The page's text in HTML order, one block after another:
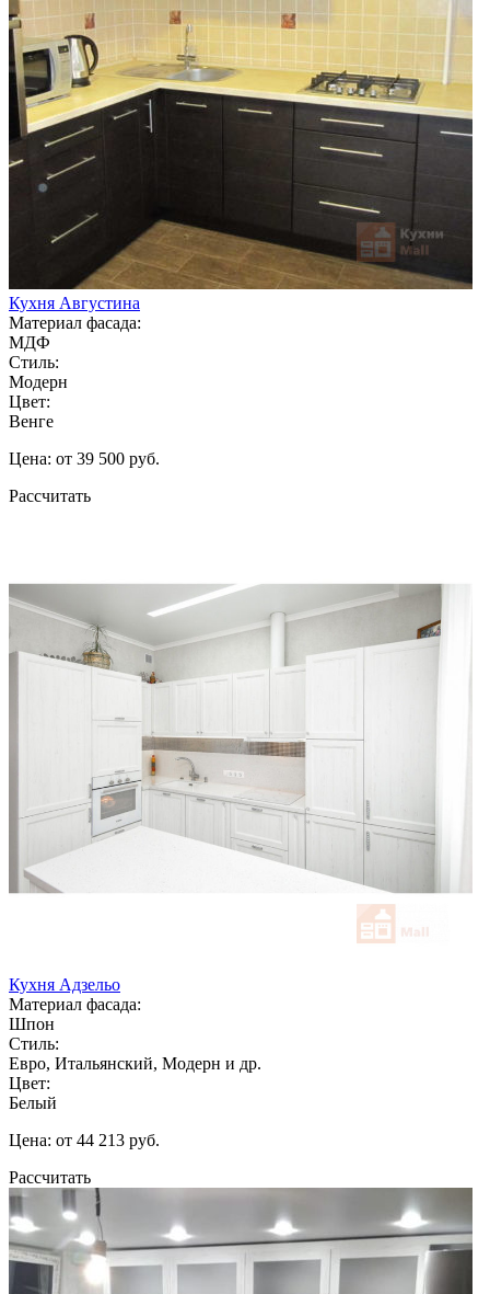
Кухня Августина
Материал фасада:
МДФ
Стиль:
Модерн
Цвет:
Венге
Цена: от 39 500 руб.
Рассчитать
Кухня Адзельо
Материал фасада:
Шпон
Стиль:
Евро, Итальянский, Модерн и др.
Цвет:
Белый
Цена: от 44 213 руб.
Рассчитать